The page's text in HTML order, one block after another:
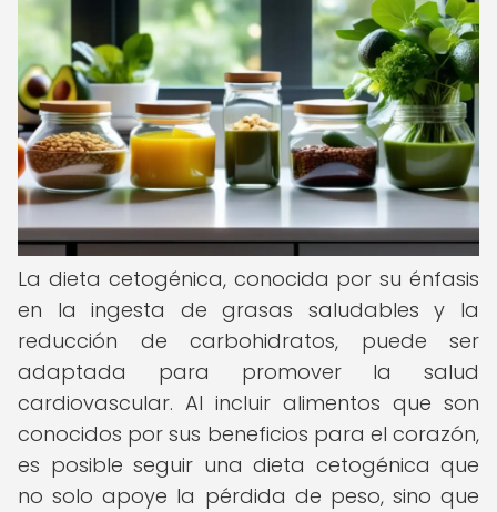
La dieta cetogénica, conocida por su énfasis
en la ingesta de grasas saludables y la
reducción de carbohidratos, puede ser
adaptada para promover la salud
cardiovascular. Al incluir alimentos que son
conocidos por sus beneficios para el corazón,
es posible seguir una dieta cetogénica que
no solo apoye la pérdida de peso, sino que